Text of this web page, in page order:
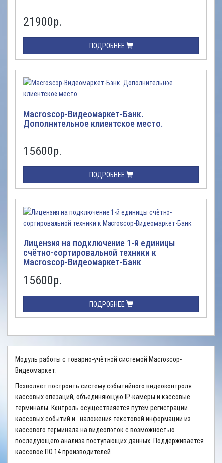
21900р.
ПОДРОБНЕЕ
Macroscop-Видеомаркет-Банк.
Дополнительное клиентское место.
15600р.
ПОДРОБНЕЕ
Лицензия на подключение 1-й единицы
счётно-сортировальной техники к
Macroscop-Видеомаркет-Банк
15600р.
ПОДРОБНЕЕ
Модуль работы с товарно-учётной системой Macroscop-
Видеомаркет.
Позволяет построить систему событийного видеоконтроля
кассовых операций, объединяющую IP-камеры и кассовые
терминалы. Контроль осуществляется путем регистрации
кассовых событий и наложения текстовой информации из
кассового терминала на видеопоток с возможностью
последующего анализа поступающих данных. Поддерживается
кассовое ПО 14 производителей.